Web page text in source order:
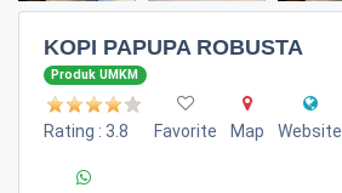
KOPI PAPUPA ROBUSTA
Produk UMKM
Rating : 3.8 Favorite Map Website